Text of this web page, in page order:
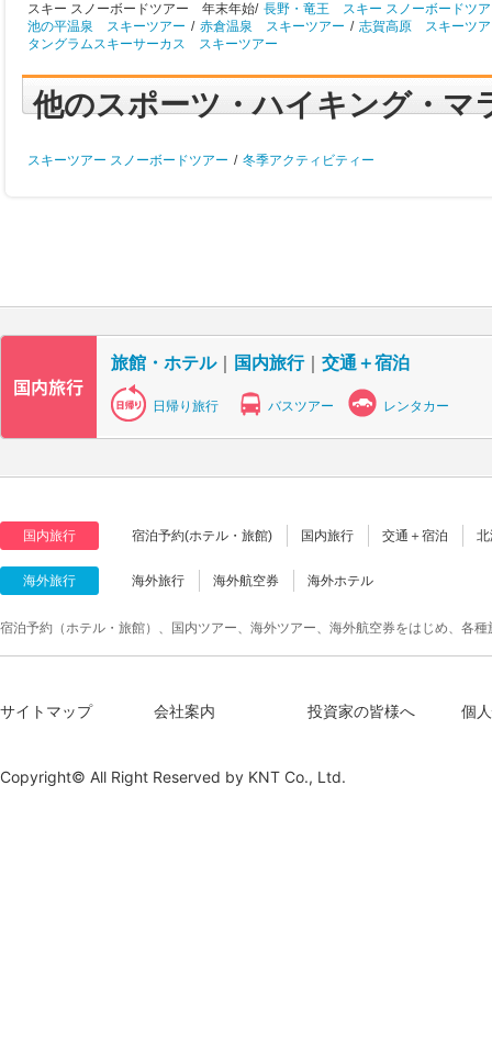
スキー スノーボードツアー 年末年始/ 長野・竜王 スキー スノーボードツ
池の平温泉 スキーツアー / 赤倉温泉 スキーツアー / 志賀高原 スキーツ
タングラムスキーサーカス スキーツアー
他のスポーツ・ハイキング・マ
スキーツアー スノーボードツアー / 冬季アクティビティー
旅館・ホテル｜ 国内旅行｜ 交通＋宿泊
日帰り旅行 バスツアー レンタカー
国内旅行 宿泊予約(ホテル・旅館) 国内旅行 交通＋宿泊
海外旅行 海外旅行 海外航空券 海外ホテル
宿泊予約（ホテル・旅館）、国内ツアー、海外ツアー、海外航空券をはじめ、各
サイトマップ 会社案内 投資家の皆様へ 個
Copyright© All Right Reserved by KNT Co., Ltd.